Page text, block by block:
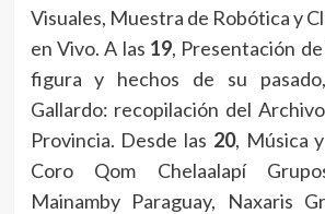
Visuales, Muestra de Robótica y
en Vivo. A las 19, Presentación
figura y hechos de su
Gallardo: recopilación del
Provincia. Desde las 20, Música
Coro Qom Chelaalapí
Mainamby Paraguay, Naxaris